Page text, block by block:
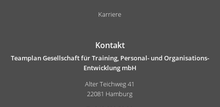
Karriere
Kontakt
Teamplan Gesellschaft für Training, Personal- und Organisations-
Entwicklung mbH
Alter Teichweg 41
22081 Hamburg